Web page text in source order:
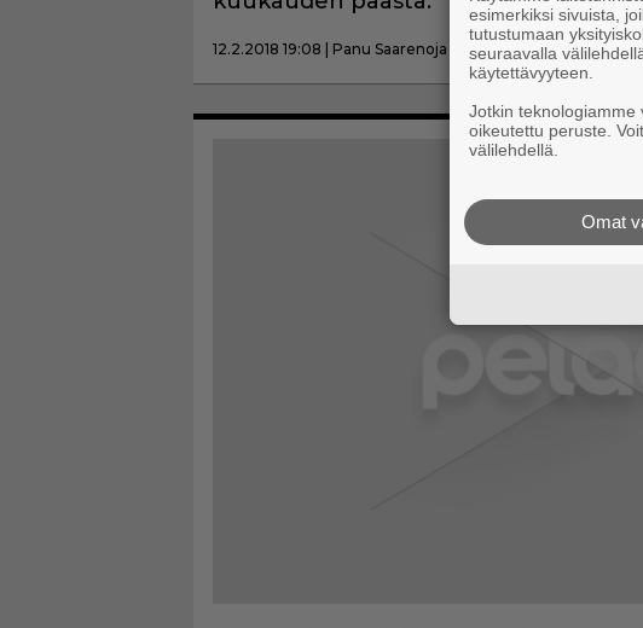
12.2.2018 19:08 | Panu Saarenoja
esimerkiksi sivuista,
tutustumaan
seuraavalla
käytettävyyteen.
Jotkin teknologiamme
oikeutettu peruste.
välilehdellä.
Omat